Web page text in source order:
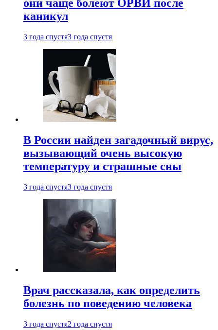
они чаще болеют ОРВИ после
каникул
3 года спустя3 года спустя
В России найден загадочный вирус,
вызывающий очень высокую
температуру и страшные сны
3 года спустя3 года спустя
Врач рассказала, как определить
болезнь по поведению человека
3 года спустя2 года спустя